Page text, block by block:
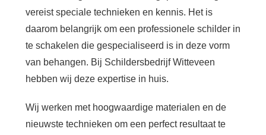
vereist speciale technieken en kennis. Het is
daarom belangrijk om een professionele schilder in
te schakelen die gespecialiseerd is in deze vorm
van behangen. Bij Schildersbedrijf Witteveen
hebben wij deze expertise in huis.
Wij werken met hoogwaardige materialen en de
nieuwste technieken om een perfect resultaat te